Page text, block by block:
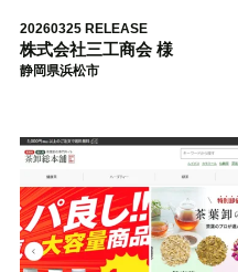
20260325 RELEASE
株式会社三工商会 様
静岡県浜松市